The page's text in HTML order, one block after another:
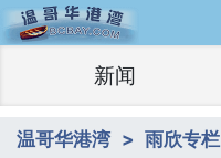
新闻
温哥华港湾 雨欣专栏